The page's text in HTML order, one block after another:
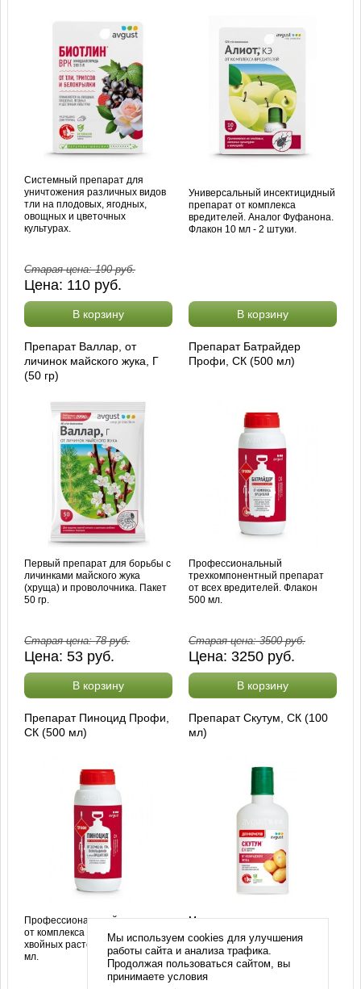
Системный препарат для
уничтожения различных видов
тли на плодовых, ягодных,
овощных и цветочных
культурах.
Старая цена:190руб.
Цена: 110 руб.
В корзину
Универсальный инсектицидный
препарат от комплекса
вредителей. Аналог Фуфанона.
Флакон 10 мл - 2 штуки.
В корзину
Препарат Валлар, от
личинок майского жука, Г
(50 гр)
Первый препарат для борьбы с
личинками майского жука
(хруща) и проволочника. Пакет
50 гр.
Старая цена:78руб.
Цена:53 руб.
В корзину
Препарат Батрайдер
Профи, СК (500 мл)
Профессиональный
трехкомпонентный препарат
от всех вредителей. Флакон
500 мл.
Старая цена:3500руб.
Цена: 3250 руб.
В корзину
Препарат Пиноцид Профи,
СК (500 мл)
Профессиональный препарат
от комплекса вредителей на
хвойных растениях. Флакон 500
мл.
Препарат Скутум, СК (100
мл)
Мощное средство от
колорадского жука в посадках
картофеля. Флакон 100 мл.
Мы используем cookies для улучшения
работы сайта и анализа трафика.
Продолжая пользоваться сайтом, вы
принимаете условия